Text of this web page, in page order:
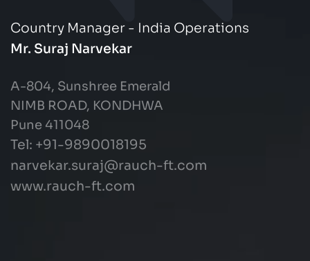
Country Manager - India Operations
Mr. Suraj Narvekar
A-804, Sunshree Emerald
NIMB ROAD, KONDHWA
Pune 411048
Tel: +91-9890018195
narvekar.suraj@rauch-ft.com
www.rauch-ft.com